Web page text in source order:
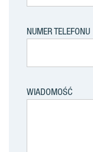
NUMER TELEFONU
WIADOMOŚĆ